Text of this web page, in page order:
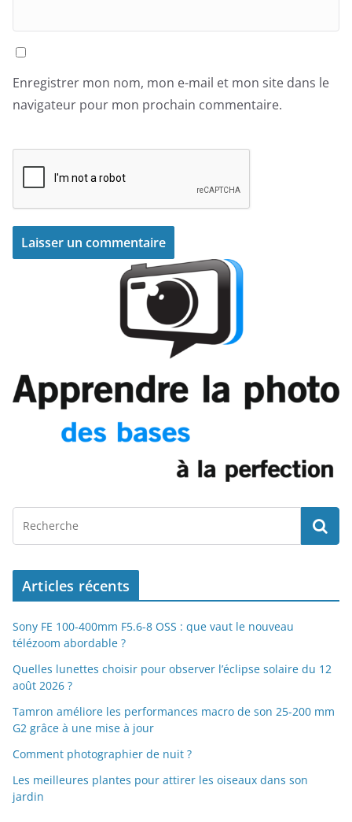
Enregistrer mon nom, mon e-mail et mon site dans le
navigateur pour mon prochain commentaire.
Articles récents
Sony FE 100-400mm F5.6-8 OSS : que vaut le nouveau
télézoom abordable ?
Quelles lunettes choisir pour observer l’éclipse solaire du 12
août 2026 ?
Tamron améliore les performances macro de son 25-200 mm
G2 grâce à une mise à jour
Comment photographier de nuit ?
Les meilleures plantes pour attirer les oiseaux dans son
jardin